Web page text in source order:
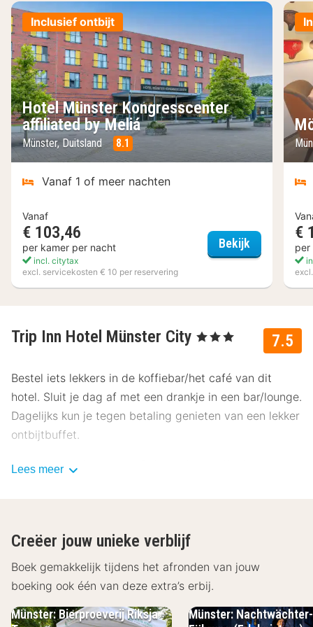
Inclusief ontbijt
Hotel Münster Kongresscenter
affiliated by Meliá
Münster, Duitsland 8.1
Vanaf 1 of meer nachten
Vanaf
€ 103,46
per kamer per nacht
incl. citytax
excl. servicekosten € 10 per reservering
Bekijk Hotel
€
per
7.5
Trip Inn Hotel Münster City , 3 Sterren
Bestel iets lekkers in de koffiebar/het café van dit
hotel. Sluit je dag af met een drankje in een bar/lounge.
Dagelijks kun je tegen betaling genieten van een lekker
ontbijtbuffet.
Hotelstars Union kent in Duitsland een officiële
Enkele van de voorzieningen zijn een snelle
uitcheckservice, een 24-uurs receptie en een kluis bij
de receptie.
kamers met een minibar en een flatscreentelevisie.
Lees meer
Creëer jouw unieke verblijf
Boek gemakkelijk tijdens het afronden van jouw
boeking ook één van deze extra’s erbij.
Münster: Bierproeverij Riksja
Münster: Nachtwächter-